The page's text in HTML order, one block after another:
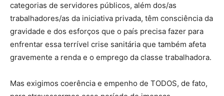
categorias de servidores públicos, além dos/as
trabalhadores/as da iniciativa privada, têm consciência da
gravidade e dos esforços que o país precisa fazer para
enfrentar essa terrível crise sanitária que também afeta
gravemente a renda e o emprego da classe trabalhadora.
Mas exigimos coerência e empenho de TODOS, de fato,